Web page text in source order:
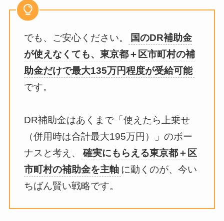
でも、ご安心ください。
国のDR補助金
が使えなくても、東京都＋区市町村の補
助金だけで最大135万円程度が受給可能
です。
DR補助金はあくまで「使えたら上乗せ
（併用時は合計最大195万円）」のボー
ナスと考え、
確実にもらえる東京都＋区
市町村の補助金を主軸 に動くのが、今い
ちばん賢い戦略です。